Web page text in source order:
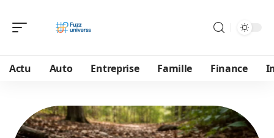
Actu Auto Entreprise Famille Finance